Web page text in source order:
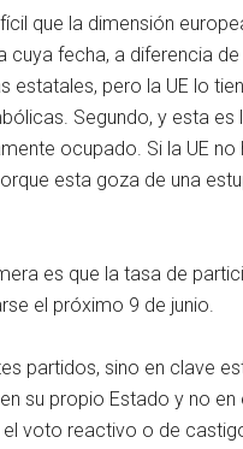
que la dimensión
cuya fecha, a diferencia
estatales, pero la UE lo
Segundo, y esta es
ocupado. Si la UE
esta goza de una
es que la tasa de
el próximo 9 de junio.
partidos, sino en clave
su propio Estado y no en
voto reactivo o de